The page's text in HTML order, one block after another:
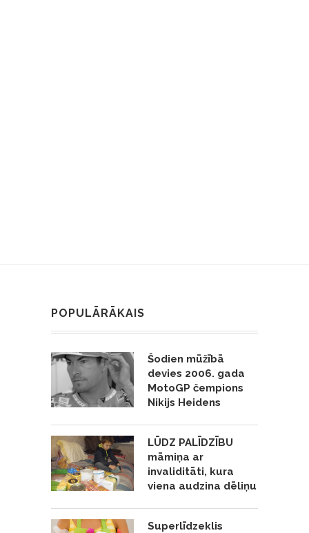
POPULĀRĀKAIS
Šodien mūžībā
devies 2006. gada
MotoGP čempions
Nikijs Heidens
LŪDZ PALĪDZĪBU
māmiņa ar
invaliditāti, kura
viena audzina dēliņu
Superlīdzeklis